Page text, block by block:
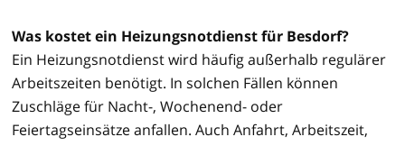
Was kostet ein Heizungsnotdienst für Besdorf?
Ein Heizungsnotdienst wird häufig außerhalb regulärer
Arbeitszeiten benötigt. In solchen Fällen können
Zuschläge für Nacht-, Wochenend- oder
Feiertagseinsätze anfallen. Auch Anfahrt, Arbeitszeit,